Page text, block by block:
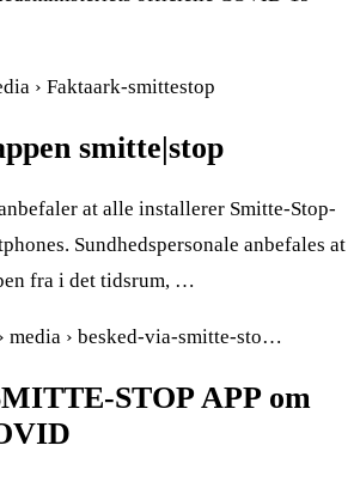
› Faktaark-smittestop
smitte|stop
at alle installerer Smitte-Stop-
Sundhedspersonale anbefales at
fra i det tidsrum, …
media › besked-via-smitte-sto…
STOP APP om